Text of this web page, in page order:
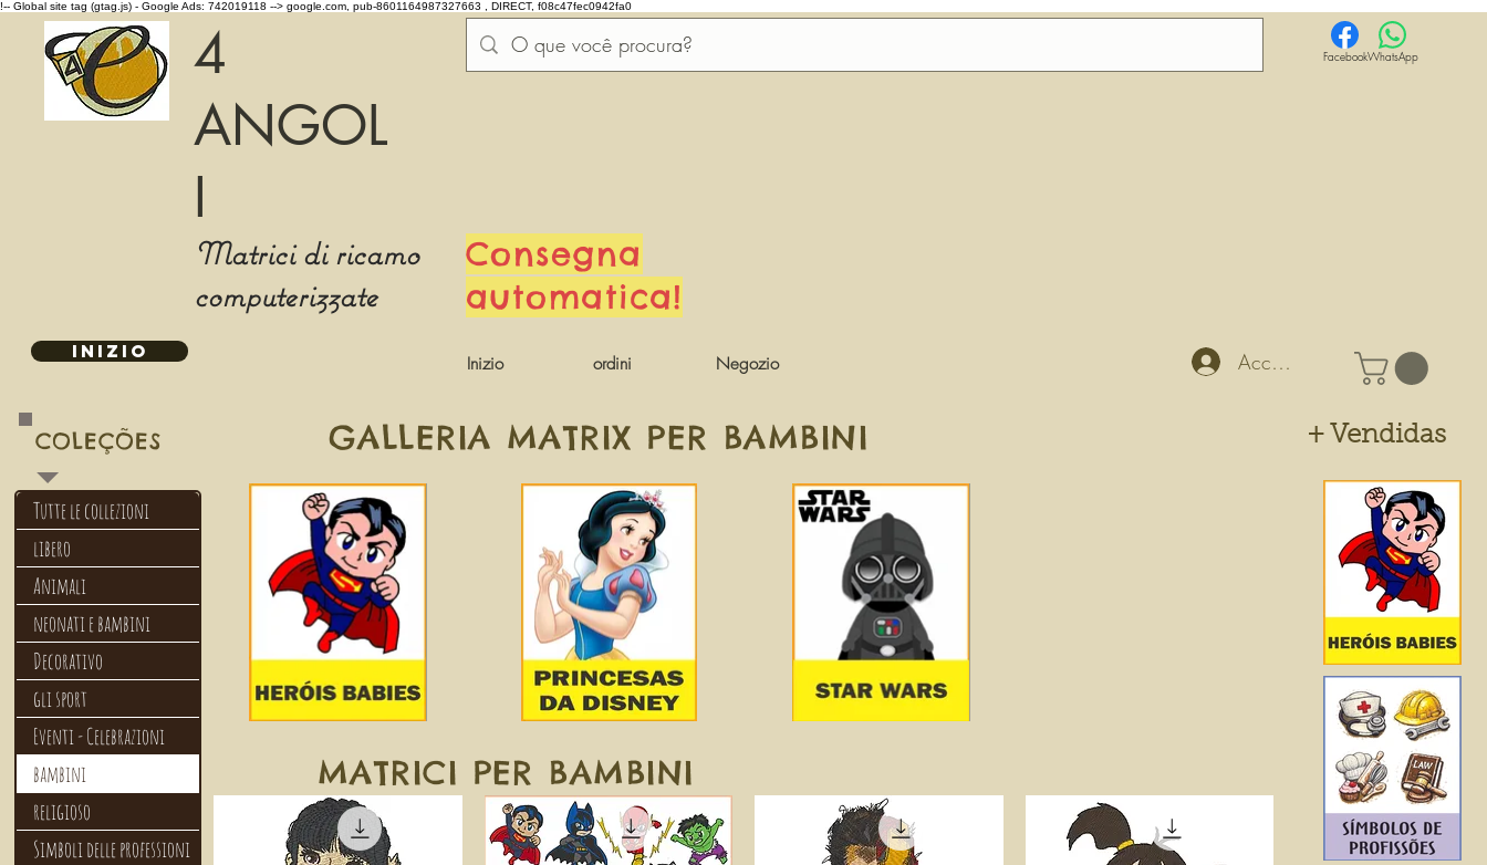
!-- Global site tag (gtag.js) - Google Ads: 742019118 --> google.com, pub-8601164987327663 , DIRECT, f08c47fec0942fa0
4
ANGOL
I
Matrici di ricamo
computerizzate
Consegna
automatica!
FacebookWhatsApp
INIZIO
Inizio ordini Negozio Accedi
GALLERIA MATRIX PER BAMBINI
MATRICI PER BAMBINI
Tutte le collezioni
libero
Animali
neonati e bambini
Decorativo
gli sport
Eventi - Celebrazioni
bambini
religioso
Simboli delle professioni
COLEÇÕES + Vendidas